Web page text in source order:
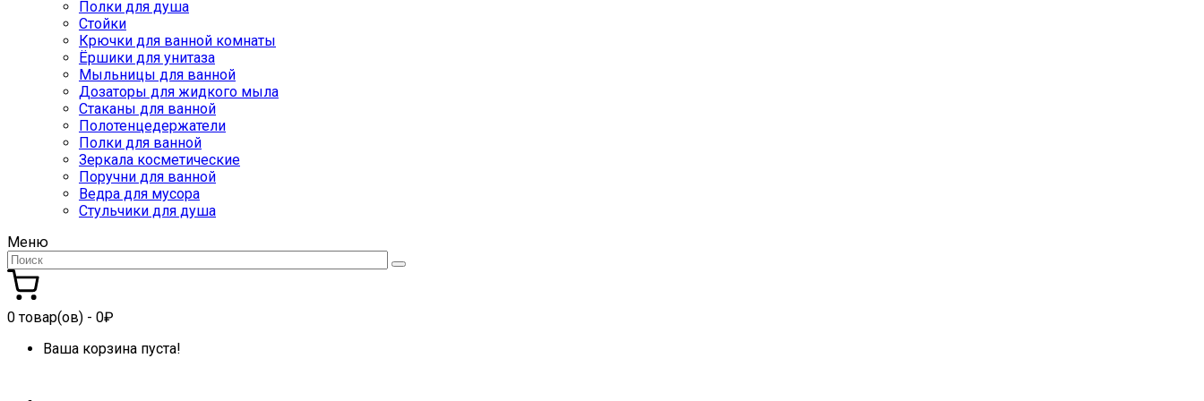
Полки для душа
Стойки
Крючки для ванной комнаты
Ёршики для унитаза
Мыльницы для ванной
Дозаторы для жидкого мыла
Стаканы для ванной
Полотенцедержатели
Полки для ванной
Зеркала косметические
Поручни для ванной
Ведра для мусора
Стульчики для душа
Меню
0товар(ов) - 0₽
Ваша корзина пуста!